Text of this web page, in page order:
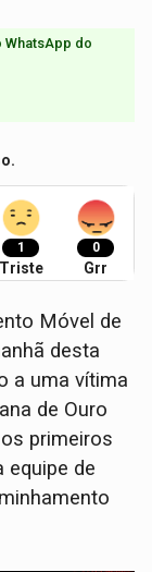
WhatsApp do
1
Triste
0
Grr
Móvel de
desta
a uma vítima
de Ouro
primeiros
de